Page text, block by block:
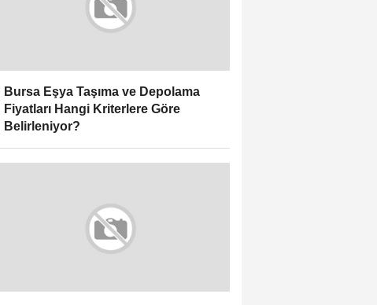
Bursa Eşya Taşıma ve Depolama
Fiyatları Hangi Kriterlere Göre
Belirleniyor?